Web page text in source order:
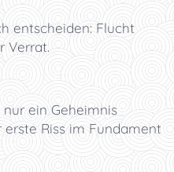
entscheiden: Flucht
Verrat.
ein Geheimnis
Riss im Fundament